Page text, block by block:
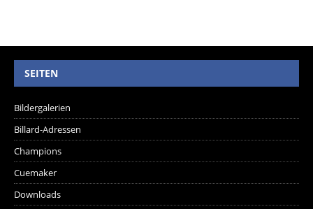
SEITEN
Bildergalerien
Billard-Adressen
Champions
Cuemaker
Downloads